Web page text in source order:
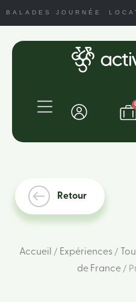
BALADES JOURNÉE
Retour
Accueil / Expériences /
de France /